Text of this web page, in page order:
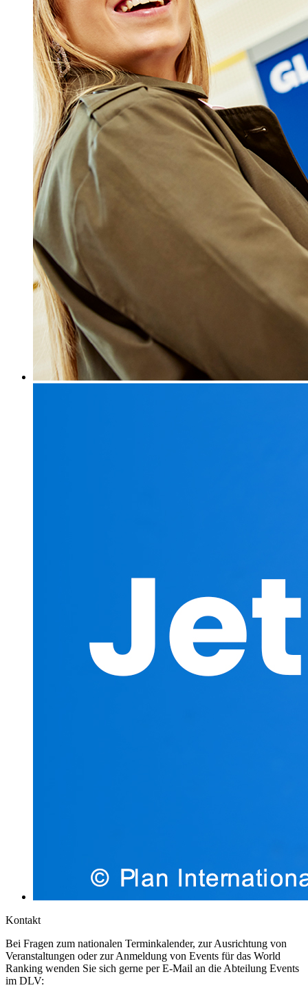
Kontakt
Bei Fragen zum nationalen Terminkalender, zur Ausrichtung von
Veranstaltungen oder zur Anmeldung von Events für das World
Ranking wenden Sie sich gerne per E-Mail an die Abteilung Events
im DLV: